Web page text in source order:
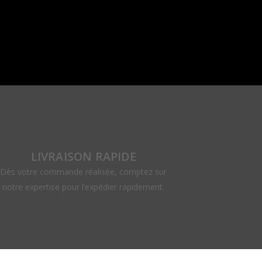
LIVRAISON RAPIDE
Dès votre commande réalisée, comptez sur
notre expertise pour l’expédier rapidement.